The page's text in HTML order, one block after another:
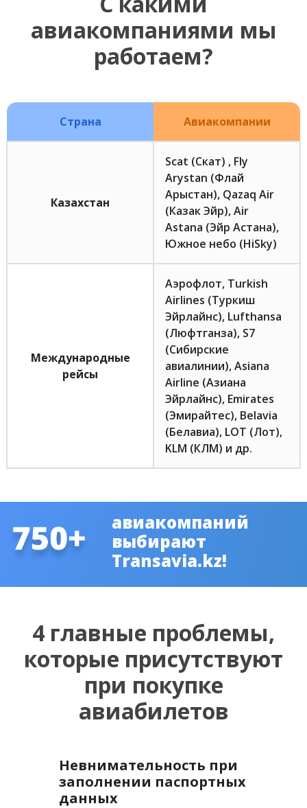
авиакомпаниями мы
работаем?
Страна Авиакомпании
Казахстан
Scat (Скат) , Fly
Arystan (Флай
Арыстан), Qazaq Air
(Казак Эйр), Air
Astana (Эйр Астана),
Южное небо (HiSky)
Международные
рейсы
Аэрофлот, Turkish
Airlines (Туркиш
Эйрлайнс), Lufthansa
(Люфтганза), S7
(Сибирские
авиалинии), Asiana
Airline (Азиана
Эйрлайнс), Emirates
(Эмирайтес), Belavia
(Белавиа), LOT (Лот),
KLM (КЛМ) и др.
авиакомпаний
выбирают
Transavia.kz!
4 главные проблемы,
которые присутствуют
при покупке
авиабилетов
Невнимательность при
заполнении паспортных
данных